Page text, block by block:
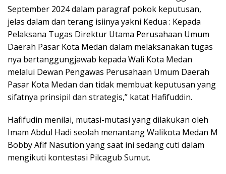
September 2024 dalam paragraf pokok keputusan,
jelas dalam dan terang isiinya yakni Kedua : Kepada
Pelaksana Tugas Direktur Utama Perusahaan Umum
Daerah Pasar Kota Medan dalam melaksanakan tugas
nya bertanggungjawab kepada Wali Kota Medan
melalui Dewan Pengawas Perusahaan Umum Daerah
Pasar Kota Medan dan tidak membuat keputusan yang
sifatnya prinsipil dan strategis,” katat Hafifuddin.
Hafifudin menilai, mutasi-mutasi yang dilakukan oleh
Imam Abdul Hadi seolah menantang Walikota Medan M
Bobby Afif Nasution yang saat ini sedang cuti dalam
mengikuti kontestasi Pilcagub Sumut.